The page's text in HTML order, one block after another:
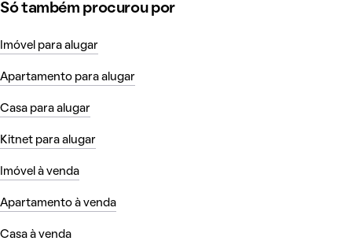
Só também procurou por
Imóvel para alugar
Apartamento para alugar
Casa para alugar
Kitnet para alugar
Imóvel à venda
Apartamento à venda
Casa à venda